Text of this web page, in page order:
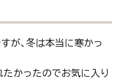
が、冬は本当に寒かっ
たかったのでお気に入り